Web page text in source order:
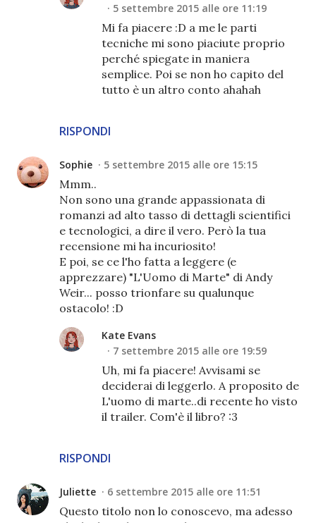
RISPONDI
5 settembre 2015 alle ore 11:19
Mi fa piacere :D a me le parti
tecniche mi sono piaciute proprio
perché spiegate in maniera
semplice. Poi se non ho capito del
tutto è un altro conto ahahah
Sophie 5 settembre 2015 alle ore 15:15
Mmm..
Non sono una grande appassionata di
romanzi ad alto tasso di dettagli scientifici
e tecnologici, a dire il vero. Però la tua
recensione mi ha incuriosito!
E poi, se ce l'ho fatta a leggere (e
apprezzare) "L'Uomo di Marte" di Andy
Weir... posso trionfare su qualunque
ostacolo! :D
RISPONDI
Kate Evans
7 settembre 2015 alle ore 19:59
Uh, mi fa piacere! Avvisami se
deciderai di leggerlo. A proposito de
L'uomo di marte..di recente ho visto
il trailer. Com'è il libro? :3
Juliette 6 settembre 2015 alle ore 11:51
Questo titolo non lo conoscevo, ma adesso